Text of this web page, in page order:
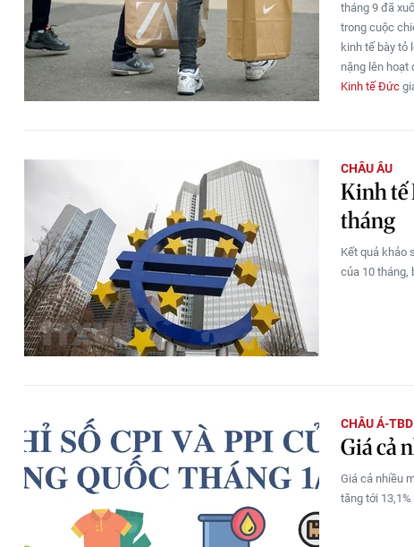
tháng 9 đã
trong cuộc
kinh tế bày tỏ
nặng lên hoạt
Kinh tế Đức
CHÂU ÂU
Kinh tế
tháng
Kết quả khảo
của 10 tháng,
CHÂU Á-TBD
Giá cả
Giá cả nhiều
tăng tới